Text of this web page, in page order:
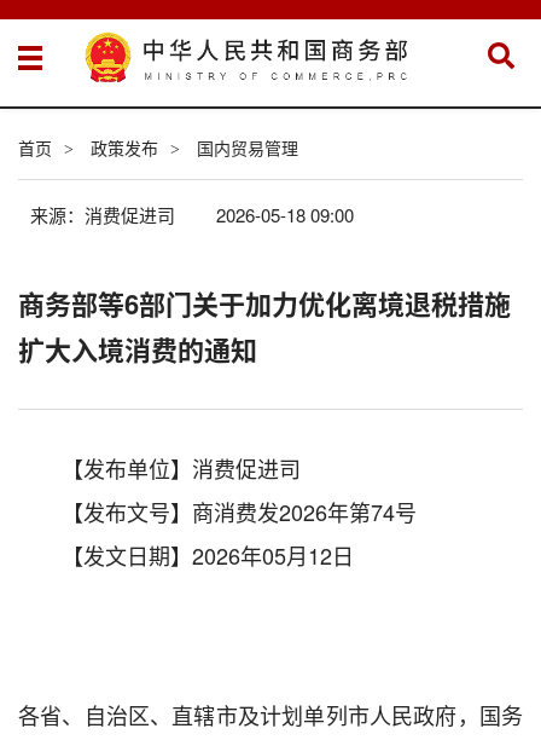
首页 > 政策发布 > 国内贸易管理
来源：消费促进司 2026-05-18 09:00
商务部等6部门关于加力优化离境退税措施
扩大入境消费的通知
【发布单位】消费促进司
【发布文号】商消费发2026年第74号
【发文日期】2026年05月12日
各省、自治区、直辖市及计划单列市人民政府，国务